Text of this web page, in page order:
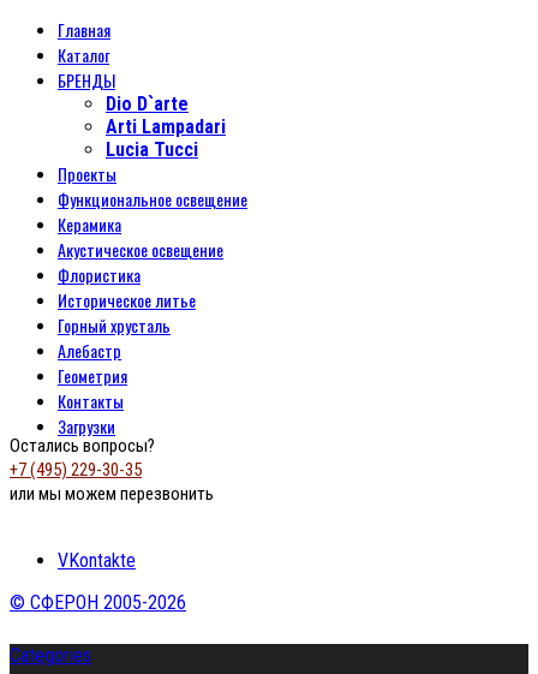
Главная
Каталог
БРЕНДЫ
Dio D`arte
Arti Lampadari
Lucia Tucci
Проекты
Функциональное освещение
Керамика
Акустическое освещение
Флористика
Историческое литье
Горный хрусталь
Алебастр
Геометрия
Контакты
Загрузки
Остались вопросы?
+7 (495) 229-30-35
или мы можем перезвонить
VKontakte
© СФЕРОН 2005-2026
Categories